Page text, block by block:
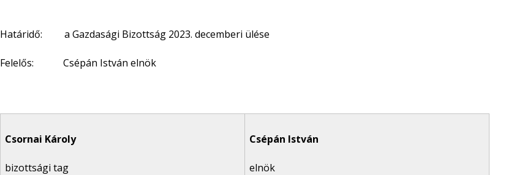
Határidő: a Gazdasági Bizottság 2023. decemberi ülése
Felelős: Csépán István elnök
Csornai Károly
bizottsági tag
Csépán István
elnök